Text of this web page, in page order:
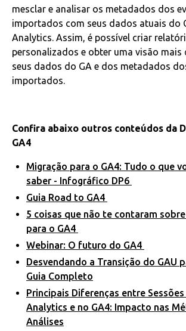
mesclar e analisar os metadados dos
importados com seus dados atuais do
Analytics. Assim, é possível criar
personalizados e obter uma visão mais
seus dados do GA e dos metadados
importados.
Confira abaixo outros conteúdos da
GA4
Migração para o GA4: Tudo o que
saber - Infográfico DP6
Guia Road to GA4
5 coisas que não te contaram
para o GA4
Webinar: O futuro do GA4
Desvendando a Transição do GAU
Guia Completo
Principais Diferenças entre
Analytics e no GA4: Impacto nas
Análises